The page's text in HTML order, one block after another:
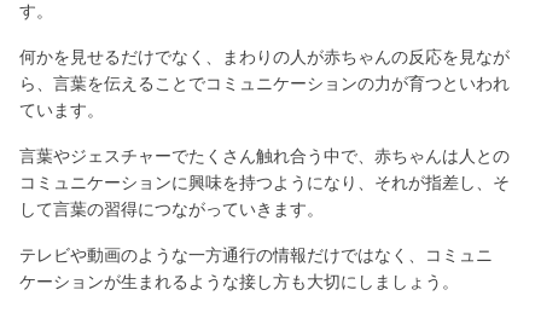
す。
何かを見せるだけでなく、まわりの人が赤ちゃんの反応を見なが
ら、言葉を伝えることでコミュニケーションの力が育つといわれ
ています。
言葉やジェスチャーでたくさん触れ合う中で、赤ちゃんは人との
コミュニケーションに興味を持つようになり、それが指差し、そ
して言葉の習得につながっていきます。
テレビや動画のような一方通行の情報だけではなく、コミュニ
ケーションが生まれるような接し方も大切にしましょう。